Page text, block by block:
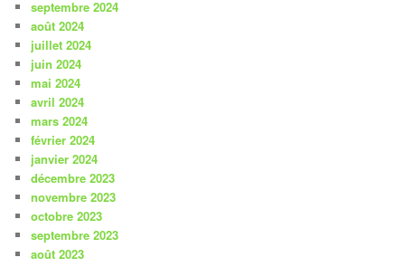
septembre 2024
août 2024
juillet 2024
juin 2024
mai 2024
avril 2024
mars 2024
février 2024
janvier 2024
décembre 2023
novembre 2023
octobre 2023
septembre 2023
août 2023